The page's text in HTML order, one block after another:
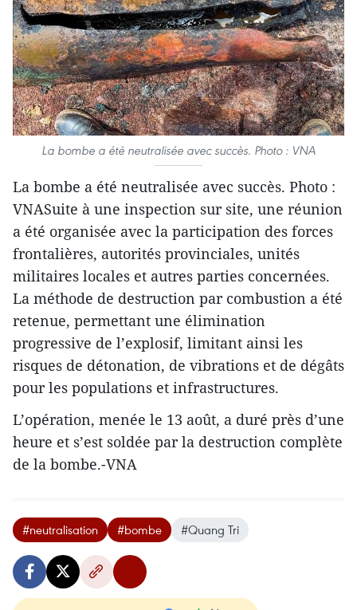
La bombe a été neutralisée avec succès. Photo : VNA
La bombe a été neutralisée avec succès. Photo :
VNASuite à une inspection sur site, une réunion
a été organisée avec la participation des forces
frontalières, autorités provinciales, unités
militaires locales et autres parties concernées.
La méthode de destruction par combustion a été
retenue, permettant une élimination
progressive de l’explosif, limitant ainsi les
risques de détonation, de vibrations et de dégâts
pour les populations et infrastructures.
L’opération, menée le 13 août, a duré près d’une
heure et s’est soldée par la destruction complète
de la bombe.-VNA
#neutralisation #bombe #Quang Tri